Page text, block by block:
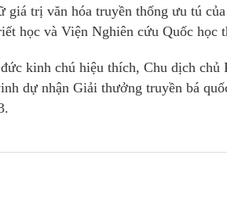
giá trị văn hóa truyền thống ưu tú
học và Viện Nghiên cứu Quốc
kinh chú hiệu thích, Chu dịch chủ
dự nhận Giải thưởng truyền bá